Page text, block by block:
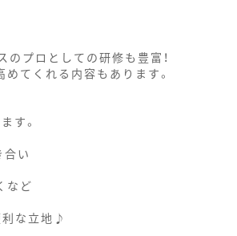
プロとしての研修も豊富！
てくれる内容もあります。
す。
い
など
な立地♪